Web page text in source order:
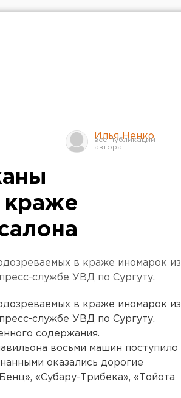
Илья Ненко
краже
в краже иномарок из
службе УВД по Сургуту.
в краже иномарок из
службе УВД по Сургуту.
содержания.
восьми машин поступило
оказались дорогие
«Субару-Трибека», «Тойота